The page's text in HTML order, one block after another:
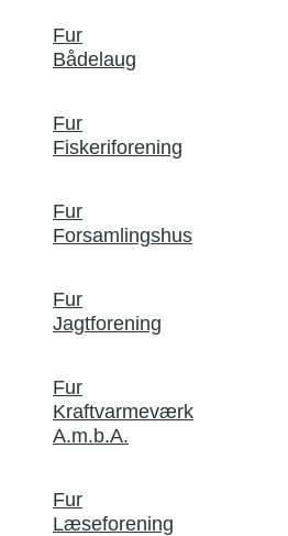
Fur
Bådelaug
Fur
Fiskeriforening
Fur
Forsamlingshus
Fur
Jagtforening
Fur
Kraftvarmeværk
A.m.b.A.
Fur
Læseforening